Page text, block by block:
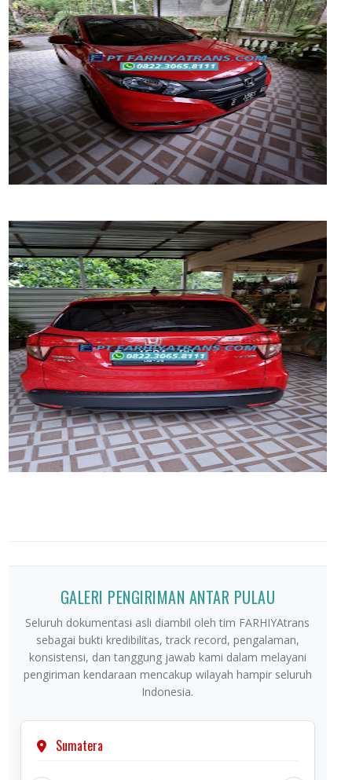
GALERI PENGIRIMAN ANTAR PULAU
Seluruh dokumentasi asli diambil oleh tim FARHIYAtrans
sebagai bukti kredibilitas, track record, pengalaman,
konsistensi, dan tanggung jawab kami dalam melayani
pengiriman kendaraan mencakup wilayah hampir seluruh
Indonesia.
Sumatera